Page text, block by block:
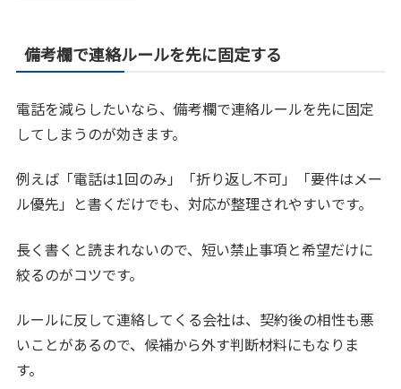
備考欄で連絡ルールを先に固定する
電話を減らしたいなら、備考欄で連絡ルールを先に固定
してしまうのが効きます。
例えば「電話は1回のみ」「折り返し不可」「要件はメー
ル優先」と書くだけでも、対応が整理されやすいです。
長く書くと読まれないので、短い禁止事項と希望だけに
絞るのがコツです。
ルールに反して連絡してくる会社は、契約後の相性も悪
いことがあるので、候補から外す判断材料にもなりま
す。